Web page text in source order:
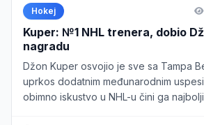
Hokej
Kuper: №1 NHL trenera, dobio
nagradu
Džon Kuper osvojio je sve sa Tampa
uprkos dodatnim međunarodnim
obimno iskustvo u NHL-u čini ga